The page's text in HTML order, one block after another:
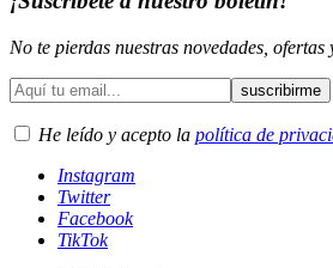
No te pierdas nuestras novedades,
He leído y acepto la política de
Instagram
Twitter
Facebook
TikTok